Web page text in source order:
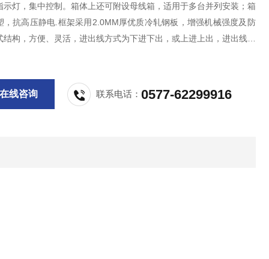
示灯，集中控制。箱体上还可附设母线箱，适用于多台并列安装；箱
，抗高压静电.框架采用2.0MM厚优质冷轧钢板，增强机械强度及防
结构，方便、灵活，进出线方式为下进下出，或上进上出，进出线不
线咨询 联系电话：0577-62299916